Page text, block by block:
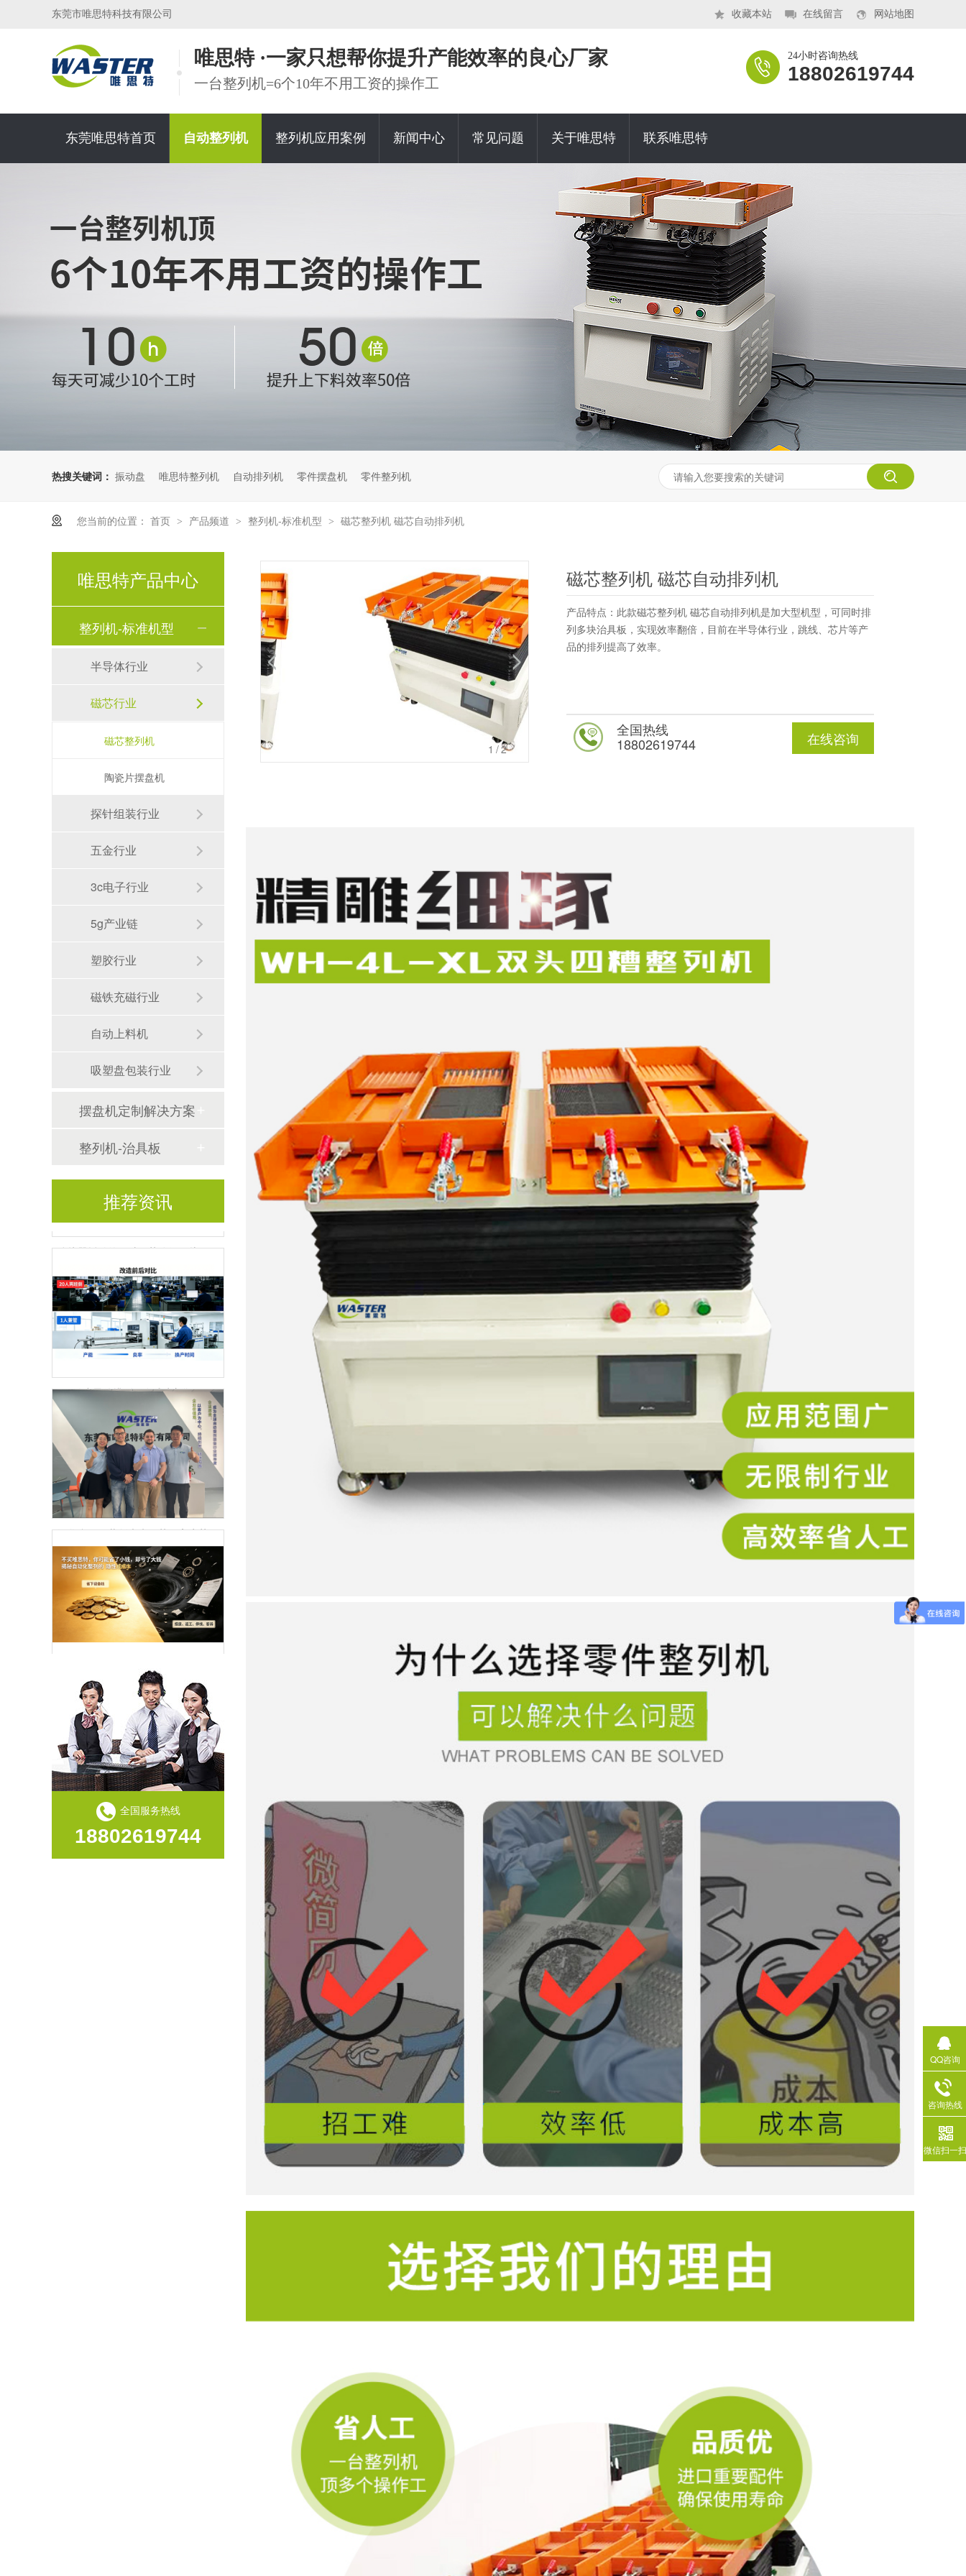
收藏本站 在线留言 网站地图
东莞市唯思特科技有限公司
唯思特 ·一家只想帮你提升产能效率的良心厂家
一台整列机=6个10年不用工资的操作工
24小时咨询热线
18802619744
东莞唯思特首页 自动整列机 整列机应用案例 新闻中心 常见问题 关于唯思特 联系唯思特
热搜关键词： 振动盘 唯思特整列机 自动排列机 零件摆盘机 零件整列机
您当前的位置： 首页 > 产品频道 > 整列机-标准机型 > 磁芯整列机 磁芯自动排列机
1 /2
磁芯整列机 磁芯自动排列机
产品特点：此款磁芯整列机 磁芯自动排列机是加大型机型，可同时排
列多块治具板，实现效率翻倍，目前在半导体行业，跳线、芯片等产
品的排列提高了效率。
在线咨询
全国热线
18802619744
唯思特产品中心
整列机-标准机型
半导体行业
磁芯行业
磁芯整列机
陶瓷片摆盘机
探针组装行业
五金行业
3c电子行业
5g产业链
塑胶行业
磁铁充磁行业
自动上料机
吸塑盘包装行业
摆盘机定制解决方案
整列机-治具板
推荐资讯
“用工荒”只是表象：制造业老板必须看清的“效率陷阱”与“品质红利”
全国服务热线
18802619744
QQ咨询
咨询热线
微信扫一扫